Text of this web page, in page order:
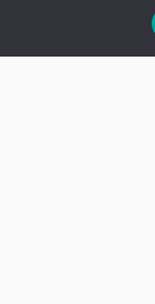
Acker in der
hatte damals